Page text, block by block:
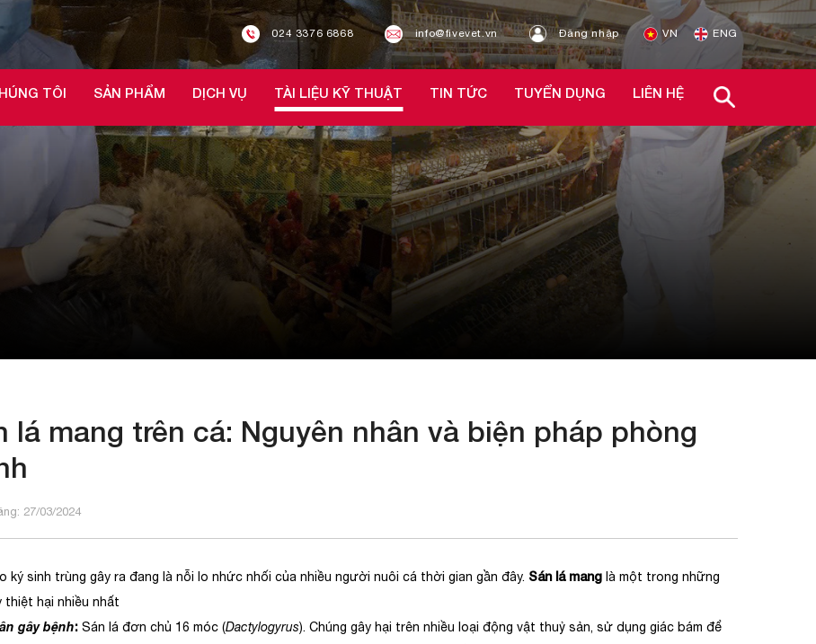
024 3376 6868 info@fivevet.vn Đăng nhập VN ENG
TÔI SẢN PHẨM DỊCH VỤ TÀI LIỆU KỸ THUẬT TIN TỨC TUYỂN DỤNG LIÊN HỆ
lá mang trên cá: Nguyên nhân và biện pháp phòng
27/03/2024
ký sinh trùng gây ra đang là nỗi lo nhức nhối của nhiều người nuôi cá thời gian gần đây. Sán lá mang là một trong những
thiệt hại nhiều nhất
gây bệnh: Sán lá đơn chủ 16 móc (Dactylogyrus). Chúng gây hại trên nhiều loại động vật thuỷ sản, sử dụng giác bám để